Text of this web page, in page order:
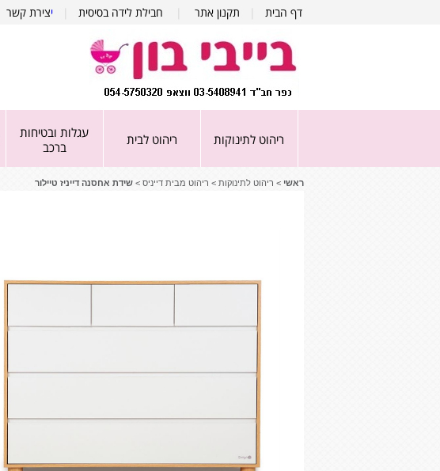
דף הבית תקנון אתר חבילת לידה בסיסית יצירת קשר
ריהוט לתינוקות ריהוט לבית
עגלות ובטיחות
ברכב
ראשי > ריהוט לתינוקות > ריהוט מבית דייניס > שידת אחסנה דייניז טיילור